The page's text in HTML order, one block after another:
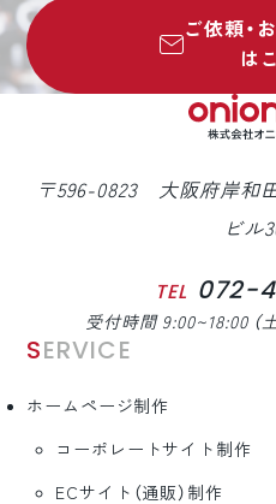
ご依頼・
は
〒596-0823 大阪府岸和
ビル
TEL 072-
受付時間 9:00~18:00 （
SERVICE
ホームページ制作
コーポレートサイト制作
ECサイト（通販）制作